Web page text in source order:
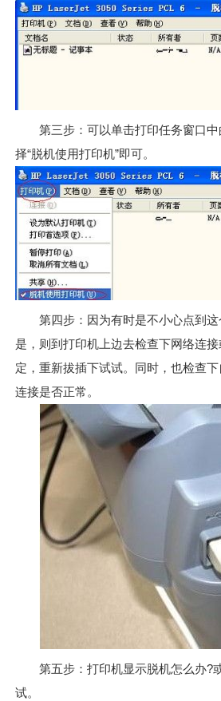
第三步：可以单击打印任务窗口中
择“脱机使用打印机”即可。
第四步：因为有时是不小心点到
是，则到打印机上边去检查下网络连
定，重新拔插下试试。同时，也检查
连接是否正常。
第五步：打印机显示脱机怎么办?
试。